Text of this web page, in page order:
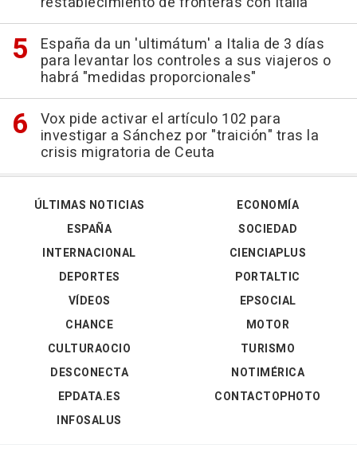
España da un 'ultimátum' a Italia de 3 días
para levantar los controles a sus viajeros o
habrá "medidas proporcionales"
Vox pide activar el artículo 102 para
investigar a Sánchez por "traición" tras la
crisis migratoria de Ceuta
ÚLTIMAS NOTICIAS
ESPAÑA
INTERNACIONAL
DEPORTES
VÍDEOS
ECONOMÍA
SOCIEDAD
CIENCIAPLUS
PORTALTIC
EPSOCIAL
CHANCE
CULTURAOCIO
DESCONECTA
EPDATA.ES
INFOSALUS
MOTOR
TURISMO
NOTIMÉRICA
CONTACTOPHOTO